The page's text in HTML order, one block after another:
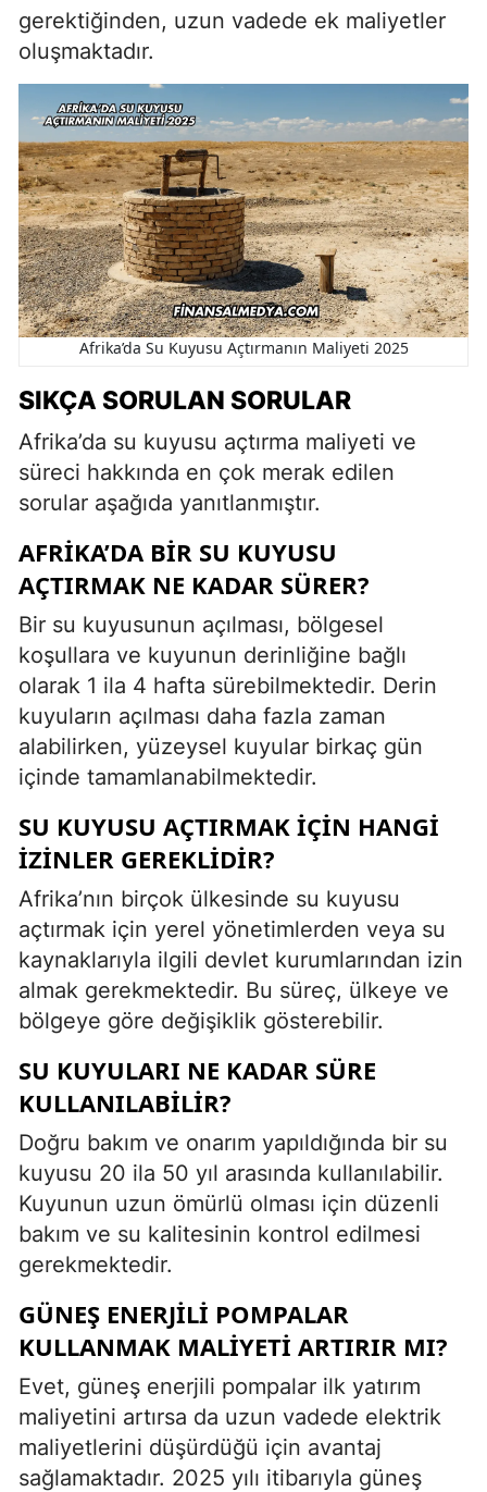
gerektiğinden, uzun vadede ek maliyetler
oluşmaktadır.
Afrika’da Su Kuyusu Açtırmanın Maliyeti 2025
SIKÇA SORULAN SORULAR
Afrika’da su kuyusu açtırma maliyeti ve
süreci hakkında en çok merak edilen
sorular aşağıda yanıtlanmıştır.
AFRIKA’DA BIR SU KUYUSU
AÇTIRMAK NE KADAR SÜRER?
Bir su kuyusunun açılması, bölgesel
koşullara ve kuyunun derinliğine bağlı
olarak 1 ila 4 hafta sürebilmektedir. Derin
kuyuların açılması daha fazla zaman
alabilirken, yüzeysel kuyular birkaç gün
içinde tamamlanabilmektedir.
SU KUYUSU AÇTIRMAK IÇIN HANGI
IZINLER GEREKLIDIR?
Afrika’nın birçok ülkesinde su kuyusu
açtırmak için yerel yönetimlerden veya su
kaynaklarıyla ilgili devlet kurumlarından izin
almak gerekmektedir. Bu süreç, ülkeye ve
bölgeye göre değişiklik gösterebilir.
SU KUYULARI NE KADAR SÜRE
KULLANILABILIR?
Doğru bakım ve onarım yapıldığında bir su
kuyusu 20 ila 50 yıl arasında kullanılabilir.
Kuyunun uzun ömürlü olması için düzenli
bakım ve su kalitesinin kontrol edilmesi
gerekmektedir.
GÜNEŞ ENERJILI POMPALAR
KULLANMAK MALIYETI ARTIRIR MI?
Evet, güneş enerjili pompalar ilk yatırım
maliyetini artırsa da uzun vadede elektrik
maliyetlerini düşürdüğü için avantaj
sağlamaktadır. 2025 yılı itibarıyla güneş